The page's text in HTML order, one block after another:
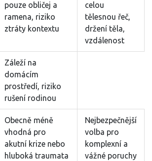
pouze obličej a
ramena, riziko
ztráty kontextu
celou
tělesnou řeč,
držení těla,
vzdálenost
Záleží na
domácím
prostředí, riziko
rušení rodinou
Obecně méně
vhodná pro
akutní krize nebo
hluboká traumata
Nejbezpečnější
volba pro
komplexní a
vážné poruchy